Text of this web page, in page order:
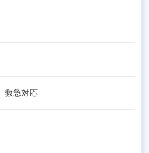
救急対応